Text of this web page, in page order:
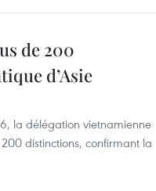
de 200
d’Asie
la délégation vietnamienne
distinctions, confirmant la